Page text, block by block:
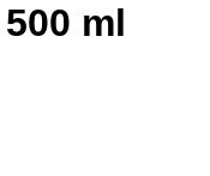
ml